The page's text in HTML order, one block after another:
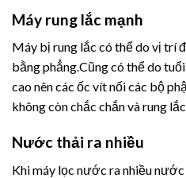
Máy rung lắc mạnh
Máy bị rung lắc có thể do vị trí
bằng phẳng.Cũng có thể do
cao nên các ốc vít nối các bộ
không còn chắc chắn và rung
Nước thải ra nhiều
Khi máy lọc nước ra nhiều